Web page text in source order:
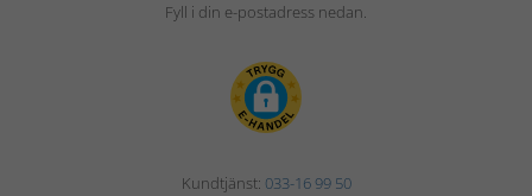
Fyll i din e-postadress nedan.
Kundtjänst: 033-16 99 50